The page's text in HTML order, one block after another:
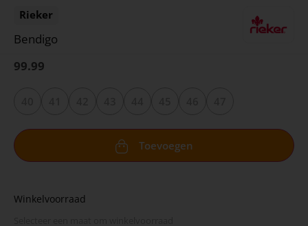
Rieker
Bendigo
99.99
Toevoegen
Winkelvoorraad